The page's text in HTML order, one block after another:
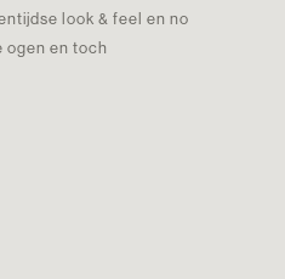
look & feel en no
ogen en toch